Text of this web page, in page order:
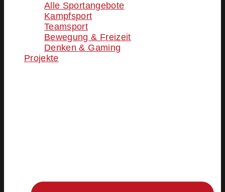
Alle Sportangebote
Kampfsport
Teamsport
Bewegung & Freizeit
Denken & Gaming
Projekte